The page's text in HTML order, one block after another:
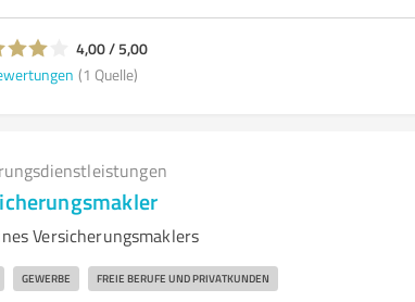
4,00 / 5,00
(1 Quelle)
Versicherungsmaklers
GEWERBE FREIE BERUFE UND PRIVATKUNDEN